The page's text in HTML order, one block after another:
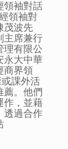
領袖對話
領袖對
茂波先
主席兼行
理有限公
永大中華
商界領
課外活
薦。他們
作，並藉
透過合作